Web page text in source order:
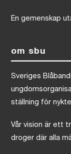
En gemenskap
om sbu
Sveriges
ställning för
Vår vision är ett
droger där alla